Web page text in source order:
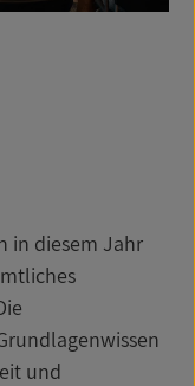
in diesem Jahr
und